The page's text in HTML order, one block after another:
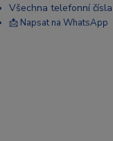
Všechna telefonní čísla
📩 Napsat na WhatsApp